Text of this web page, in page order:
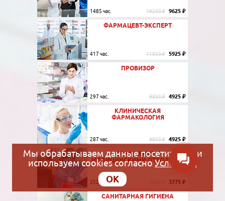
1485 час. 19250 ₽ 9625 ₽
ФАРМАЦЕВТ-ЭКСПЕРТ
417 час. 11850 ₽ 5925 ₽
ПРОВИЗОР
297 час. 9850 ₽ 4925 ₽
КЛИНИЧЕСКАЯ
ФАРМАКОЛОГИЯ
287 час. 9850 ₽ 4925 ₽
ОБРАЩЕНИЕ С
МЕДИЦИНСКИМИ ОТХОДАМИ
252 час. 3775 ₽
САНИТАРНАЯ ГИГИЕНА
Мы обрабатываем данные посетителей и
используем cookies согласноУсловиям
OK